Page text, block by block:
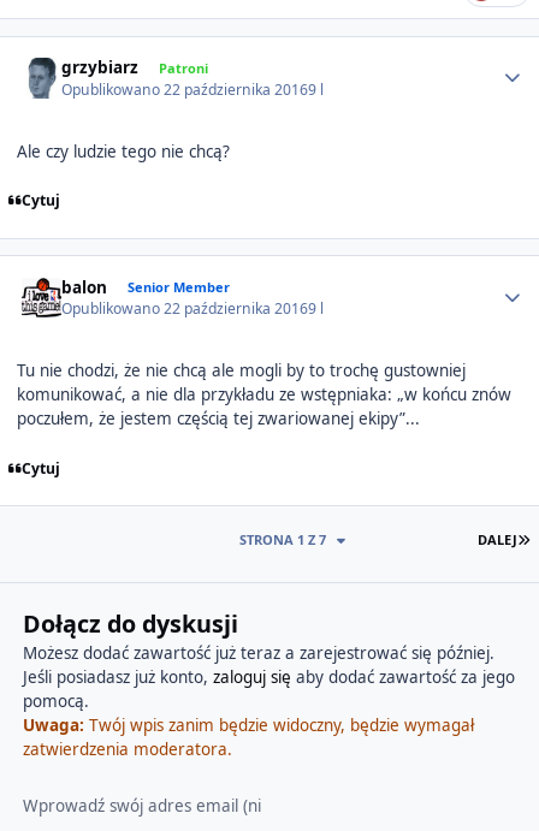
grzybiarz Patroni
Opublikowano22 października 20169 l
Ale czy ludzie tego nie chcą?
Cytuj
balon Senior Member
Opublikowano22 października 20169 l
Tu nie chodzi, że nie chcą ale mogli by to trochę gustowniej
komunikować, a nie dla przykładu ze wstępniaka: „w końcu znów
poczułem, że jestem częścią tej zwariowanej ekipy”...
Cytuj
DALEJ
STRONA 1 Z 7
Dołącz do dyskusji
Możesz dodać zawartość już teraz a zarejestrować się później.
Jeśli posiadasz już konto, zaloguj się aby dodać zawartość za jego
pomocą.
Uwaga: Twój wpis zanim będzie widoczny, będzie wymagał
zatwierdzenia moderatora.